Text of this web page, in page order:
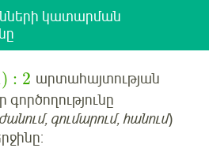
կատարման
) : 2 արտահայտության
գործողությունը
գումարում, հանում)
: